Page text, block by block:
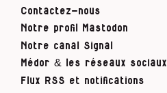
Contactez-nous
Notre profil Mastodon
Notre canal Signal
Médor & les réseaux sociaux
Flux RSS et notifications